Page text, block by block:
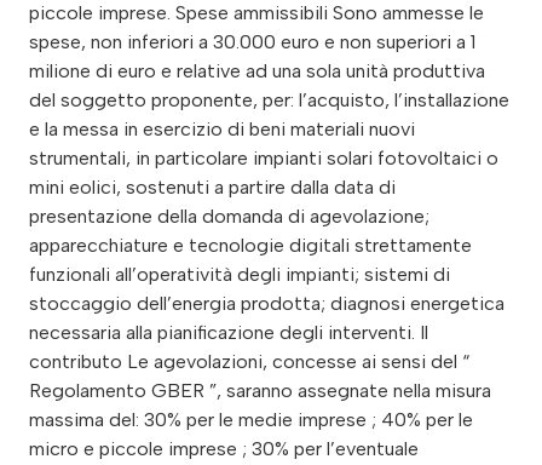
piccole imprese. Spese ammissibili Sono ammesse le
spese, non inferiori a 30.000 euro e non superiori a 1
milione di euro e relative ad una sola unità produttiva
del soggetto proponente, per: l’acquisto, l’installazione
e la messa in esercizio di beni materiali nuovi
strumentali, in particolare impianti solari fotovoltaici o
mini eolici, sostenuti a partire dalla data di
presentazione della domanda di agevolazione;
apparecchiature e tecnologie digitali strettamente
funzionali all’operatività degli impianti; sistemi di
stoccaggio dell’energia prodotta; diagnosi energetica
necessaria alla pianificazione degli interventi. Il
contributo Le agevolazioni, concesse ai sensi del “
Regolamento GBER ”, saranno assegnate nella misura
massima del: 30% per le medie imprese ; 40% per le
micro e piccole imprese ; 30% per l’eventuale